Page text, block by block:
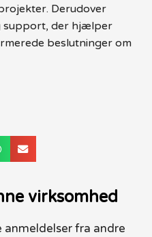
Derudover
support, der hjælper
beslutninger om
virksomhed
fra andre